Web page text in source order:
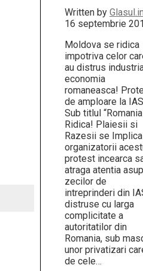
Written by
16 septembrie
Moldova se ridica
impotriva celor
au distrus
economia
romaneasca!
de amploare la
Sub titlul
Ridica! Plaiesii si
Razesii se
organizatorii
protest incearca
atraga atentia
zecilor de
intreprinderi din
distruse cu larga
complicitate a
autoritatilor din
Romania, sub
unor privatizari
de cele…